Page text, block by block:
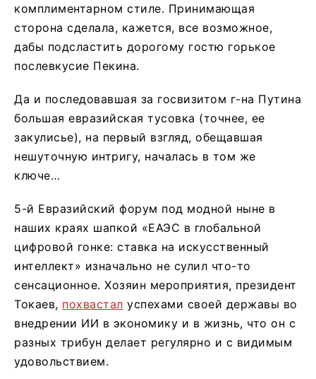
комплиментарном стиле. Принимающая
сторона сделала, кажется, все возможное,
дабы подсластить дорогому гостю горькое
послевкусие Пекина.
Да и последовавшая за госвизитом г-на Путина
большая евразийская тусовка (точнее, ее
закулисье), на первый взгляд, обещавшая
нешуточную интригу, началась в том же
ключе…
5-й Евразийский форум под модной ныне в
наших краях шапкой «ЕАЭС в глобальной
цифровой гонке: ставка на искусственный
интеллект» изначально не сулил что-то
сенсационное. Хозяин мероприятия, президент
Токаев, похвастал успехами своей державы во
внедрении ИИ в экономику и в жизнь, что он с
разных трибун делает регулярно и с видимым
удовольствием.